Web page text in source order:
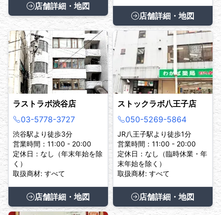
店舗詳細・地図
店舗詳細・地図
ラストラボ渋谷店
03-5778-3727
渋谷駅より徒歩3分
営業時間：11:00 - 20:00
定休日：なし（年末年始を除
く）
取扱商材: すべて
店舗詳細・地図
ストックラボ八王子店
050-5269-5864
JR八王子駅より徒歩1分
営業時間：11:00 - 20:00
定休日：なし（臨時休業・年
末年始を除く）
取扱商材: すべて
店舗詳細・地図